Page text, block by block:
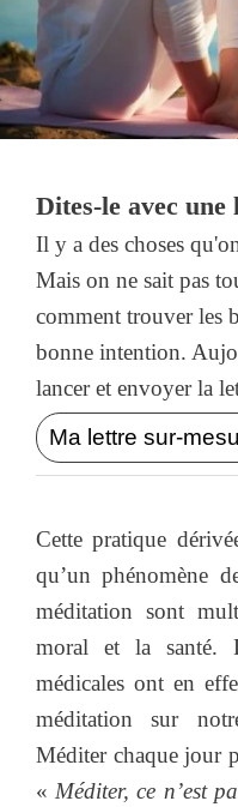
Dites-le avec une
Il y a des choses
Mais on ne sait pas
comment trouver les
bonne intention.
lancer et envoyer la
Ma lettre sur-
Cette pratique
qu’un phénomène
méditation sont
moral et la santé.
médicales ont en
méditation sur
Méditer chaque jour
« Méditer, ce n’est